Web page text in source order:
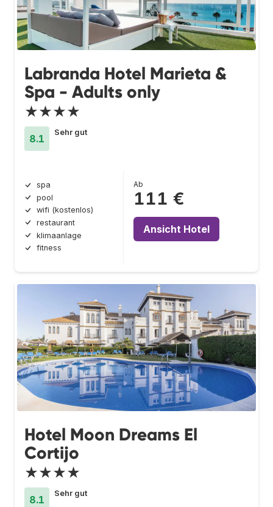
Labranda Hotel Marieta &
Spa - Adults only
★★★★
8.1
Sehr gut
spa
pool
wifi (kostenlos)
restaurant
klimaanlage
fitness
Ab
111 €
Ansicht Hotel
Hotel Moon Dreams El
Cortijo
★★★★
8.1
Sehr gut